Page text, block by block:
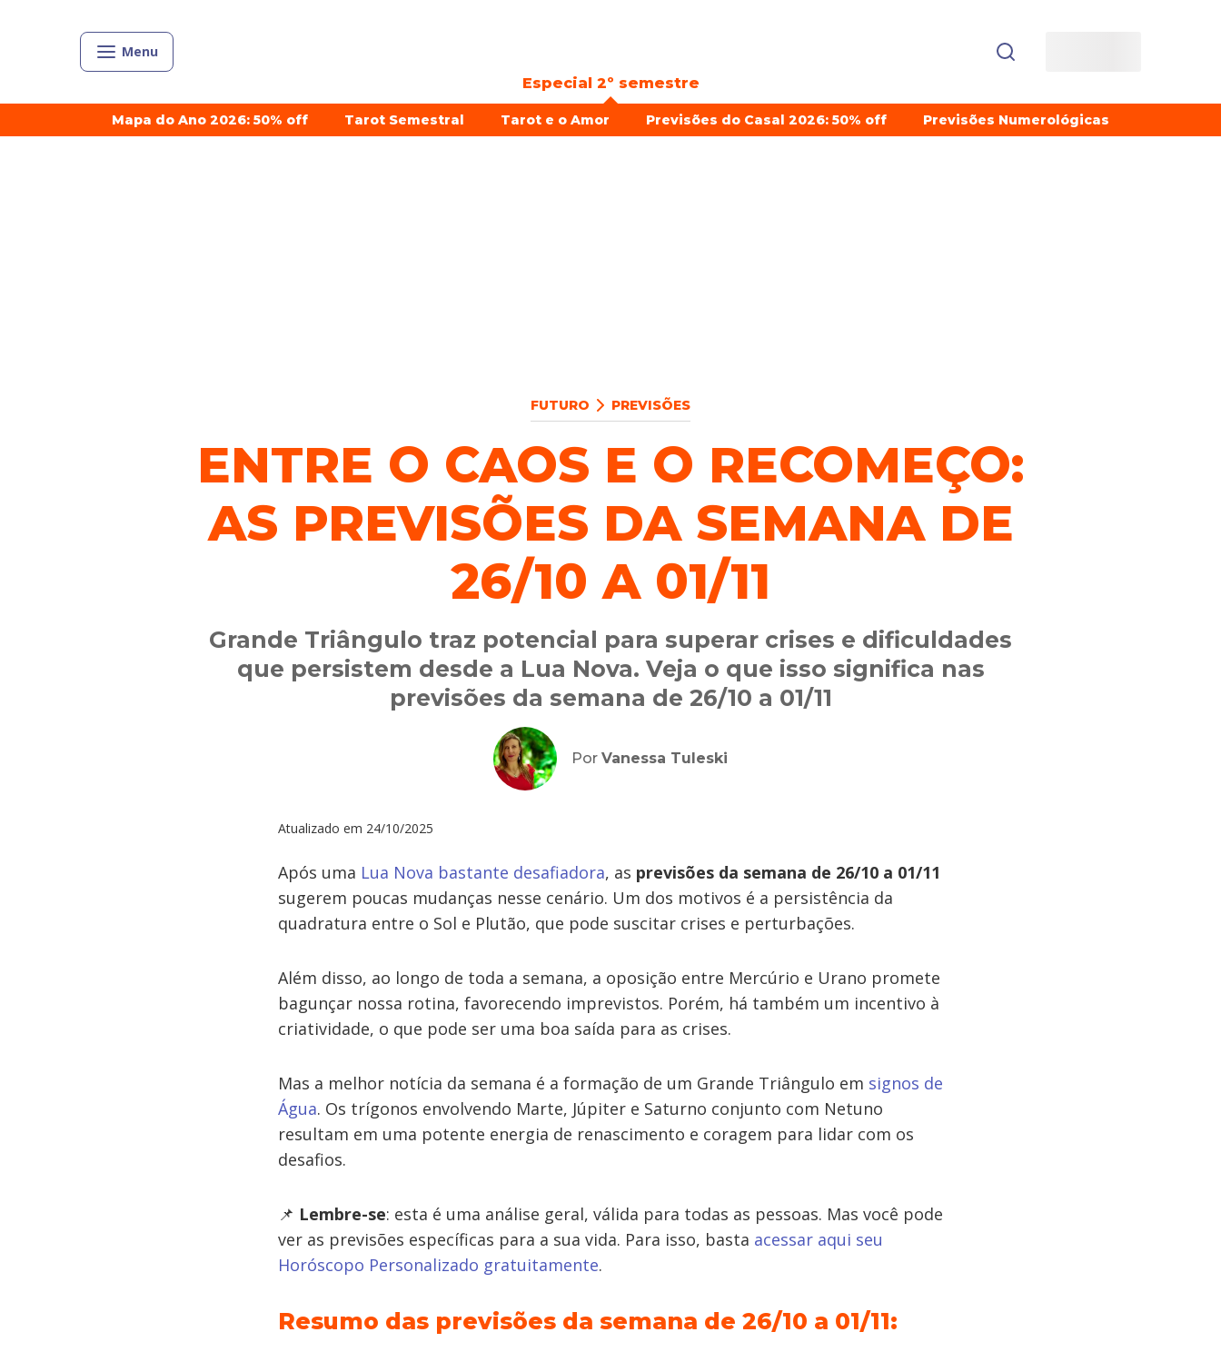
Menu
Especial 2º semestre
Mapa do Ano 2026: 50% off Tarot Semestral Tarot e o Amor Previsões do Casal 2026: 50% off Previsões Numerológicas
FUTURO PREVISÕES
ENTRE O CAOS E O RECOMEÇO:
AS PREVISÕES DA SEMANA DE
26/10 A 01/11
Grande Triângulo traz potencial para superar crises e dificuldades
que persistem desde a Lua Nova. Veja o que isso significa nas
previsões da semana de 26/10 a 01/11
Por Vanessa Tuleski
Atualizado em 24/10/2025
Após uma Lua Nova bastante desafiadora, as previsões da semana de 26/10 a 01/11
sugerem poucas mudanças nesse cenário. Um dos motivos é a persistência da
quadratura entre o Sol e Plutão, que pode suscitar crises e perturbações.
Além disso, ao longo de toda a semana, a oposição entre Mercúrio e Urano promete
bagunçar nossa rotina, favorecendo imprevistos. Porém, há também um incentivo à
criatividade, o que pode ser uma boa saída para as crises.
Mas a melhor notícia da semana é a formação de um Grande Triângulo em signos de
Água. Os trígonos envolvendo Marte, Júpiter e Saturno conjunto com Netuno
resultam em uma potente energia de renascimento e coragem para lidar com os
desafios.
📌 Lembre-se: esta é uma análise geral, válida para todas as pessoas. Mas você pode
ver as previsões específicas para a sua vida. Para isso, basta acessar aqui seu
Horóscopo Personalizado gratuitamente.
Resumo das previsões da semana de 26/10 a 01/11: